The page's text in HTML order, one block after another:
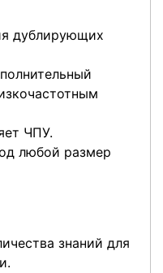
дублирующих
ЧПУ.
любой размер
знаний для